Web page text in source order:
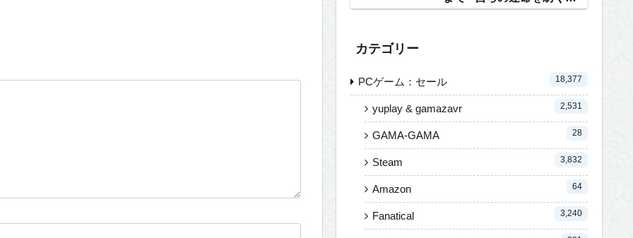
キストRPG
カテゴリー
PCゲーム：セール 18,377
yuplay & gamazavr 2,531
GAMA-GAMA 28
Steam 3,832
Amazon 64
Fanatical 3,240